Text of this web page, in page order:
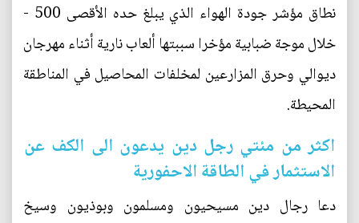
نطاق مؤشر جودة الهواء الذي يبلغ حده الأقصى 500 -
خلال موجة ضبابية مؤخرا سببتها ألعاب نارية أثناء مهرجان
ديوالي وحرق المزارعين لمخلفات المحاصيل في المناطقة
المحيطة.
اكثر من مئتي رجل دين يدعون الى الكف عن
الاستثمار في الطاقة الاحفورية
دعا رجال دين مسيحيون ومسلمون وبوذيون وسيخ